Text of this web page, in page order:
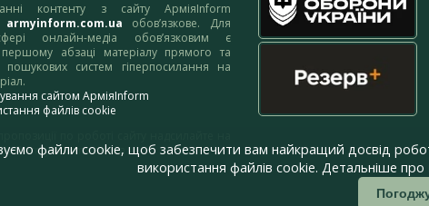
контенту з сайту АрміяInform
armyinform.com.ua обов’язкове. Для
онлайн-медіа обов’язковим є
абзаці матеріалу прямого та
пошукових систем гіперпосилання на
сайтом АрміяInform
файлів cookie
файли cookie, щоб забезпечити вам найкращий досвід
використання файлів cookie. Детальніше про